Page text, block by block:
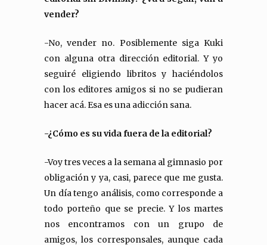
vender?
-No, vender no. Posiblemente siga Kuki
con alguna otra dirección editorial. Y yo
seguiré eligiendo libritos y haciéndolos
con los editores amigos si no se pudieran
hacer acá. Esa es una adicción sana.
-¿Cómo es su vida fuera de la editorial?
-Voy tres veces a la semana al gimnasio por
obligación y ya, casi, parece que me gusta.
Un día tengo análisis, como corresponde a
todo porteño que se precie. Y los martes
nos encontramos con un grupo de
amigos, los corresponsales, aunque cada